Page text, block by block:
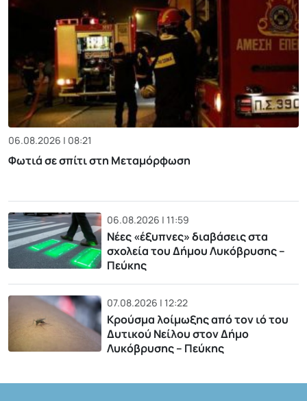
06.08.2026 | 08:21
Φωτιά σε σπίτι στη Μεταμόρφωση
06.08.2026 | 11:59
Νέες «έξυπνες» διαβάσεις στα
σχολεία του Δήμου Λυκόβρυσης –
Πεύκης
07.08.2026 | 12:22
Κρούσμα λοίμωξης από τον ιό του
Δυτικού Νείλου στον Δήμο
Λυκόβρυσης – Πεύκης